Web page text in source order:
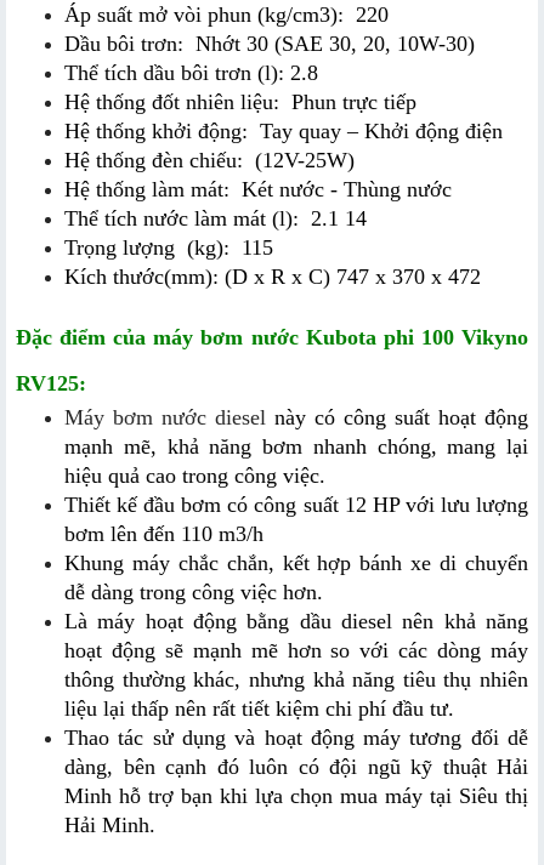
Áp suất mở vòi phun (kg/cm3):  220
Dầu bôi trơn:  Nhớt 30 (SAE 30, 20, 10W-30)
Thể tích dầu bôi trơn (l): 2.8
Hệ thống đốt nhiên liệu:  Phun trực tiếp
Hệ thống khởi động:  Tay quay – Khởi động điện
Hệ thống đèn chiếu:  (12V-25W)
Hệ thống làm mát:  Két nước - Thùng nước
Thể tích nước làm mát (l):  2.1 14
Trọng lượng  (kg):  115
Kích thước(mm): (D x R x C) 747 x 370 x 472
Đặc điểm của máy bơm nước Kubota phi 100 Vikyno
RV125:
Máy bơm nước diesel này có công suất hoạt động
mạnh mẽ, khả năng bơm nhanh chóng, mang lại
hiệu quả cao trong công việc.
Thiết kế đầu bơm có công suất 12 HP với lưu lượng
bơm lên đến 110 m3/h
Khung máy chắc chắn, kết hợp bánh xe di chuyển
dễ dàng trong công việc hơn.
Là máy hoạt động bằng dầu diesel nên khả năng
hoạt động sẽ mạnh mẽ hơn so với các dòng máy
thông thường khác, nhưng khả năng tiêu thụ nhiên
liệu lại thấp nên rất tiết kiệm chi phí đầu tư.
Thao tác sử dụng và hoạt động máy tương đối dễ
dàng, bên cạnh đó luôn có đội ngũ kỹ thuật Hải
Minh hỗ trợ bạn khi lựa chọn mua máy tại Siêu thị
Hải Minh.